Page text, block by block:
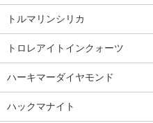
トルマリンシリカ
トロレアイトインクォーツ
ハーキマーダイヤモンド
ハックマナイト